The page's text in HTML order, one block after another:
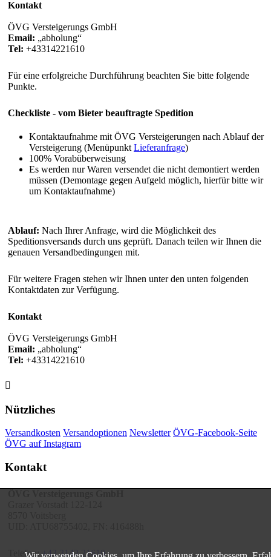
Kontakt
ÖVG Versteigerungs GmbH
Email:
abholung
Tel: +43314221610
Für eine erfolgreiche Durchführung beachten Sie bitte folgende
Punkte.
Checkliste - vom Bieter beauftragte Spedition
Kontaktaufnahme mit ÖVG Versteigerungen nach Ablauf der
Versteigerung (Menüpunkt Lieferanfrage)
100% Vorabüberweisung
Es werden nur Waren versendet die nicht demontiert werden
müssen (Demontage gegen Aufgeld möglich, hierfür bitte wir
um Kontaktaufnahme)
Ablauf: Nach Ihrer Anfrage, wird die Möglichkeit des
Speditionsversands durch uns geprüft. Danach teilen wir Ihnen die
genauen Versandbedingungen mit.
Für weitere Fragen stehen wir Ihnen unter den unten folgenden
Kontaktdaten zur Verfügung.
Kontakt
ÖVG Versteigerungs GmbH
Email:
abholung
Tel: +43314221610

Nützliches
Versandkosten Versandoptionen Newsletter ÖVG-Facebook-Seite
ÖVG auf Instagram
Kontakt
Telefon:+43 3142 21610